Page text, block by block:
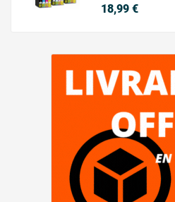
18,99 €Prix